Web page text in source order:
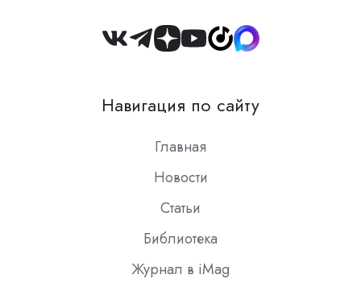
Join
Slack
Навигация по сайту
Главная
Новости
Статьи
Библиотека
Журнал в iMag